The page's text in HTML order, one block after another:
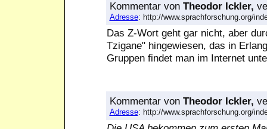
Kommentarvon Theodor Ickler,
Adresse: http://www.sprachforschung.org/
Das Z-Wort geht gar nicht, aber
Tzigane" hingewiesen, das in
Gruppen findet man im Internet
Kommentarvon Theodor Ickler,
Adresse: http://www.sprachforschung.org/